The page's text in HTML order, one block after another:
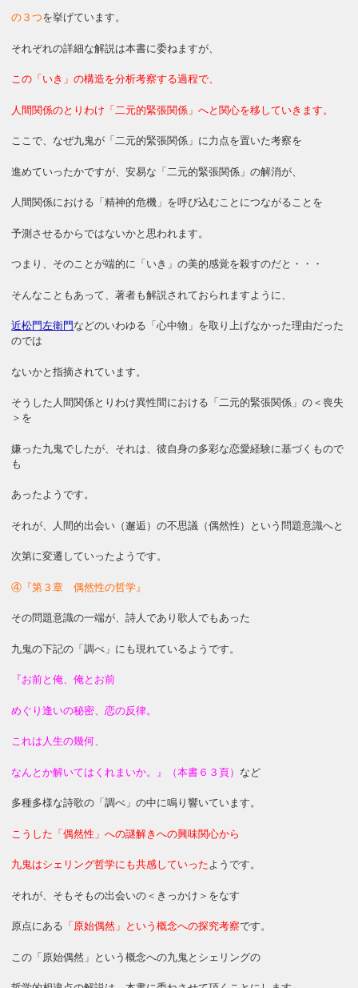
の３つを挙げています。
それぞれの詳細な解説は本書に委ねますが、
この「いき」の構造を分析考察する過程で、
人間関係のとりわけ「二元的緊張関係」へと関心を移していきます。
ここで、なぜ九鬼が「二元的緊張関係」に力点を置いた考察を
進めていったかですが、安易な「二元的緊張関係」の解消が、
人間関係における「精神的危機」を呼び込むことにつながることを
予測させるからではないかと思われます。
つまり、そのことが端的に「いき」の美的感覚を殺すのだと・・・
そんなこともあって、著者も解説されておられますように、
近松門左衛門 などのいわゆる「心中物」を取り上げなかった理由だった
のでは
ないかと指摘されています。
そうした人間関係とりわけ異性間における「二元的緊張関係」の＜喪失
＞を
嫌った九鬼でしたが、それは、彼自身の多彩な恋愛経験に基づくもので
も
あったようです。
それが、人間的出会い（邂逅）の不思議（偶然性）という問題意識へと
次第に変遷していったようです。
④『第３章 偶然性の哲学』
その問題意識の一端が、詩人であり歌人でもあった
九鬼の下記の「調べ」にも現れているようです。
『お前と俺、俺とお前
めぐり逢いの秘密、恋の反律。
これは人生の幾何、
なんとか解いてはくれまいか。』（本書６３頁） など
多種多様な詩歌の「調べ」の中に鳴り響いています。
こうした「偶然性」への謎解きへの興味関心から
九鬼はシェリング哲学にも共感していったようです。
それが、そもそもの出会いの＜きっかけ＞をなす
原点にある 「原始偶然」という概念への探究考察です。
この「原始偶然」という概念への九鬼とシェリングの